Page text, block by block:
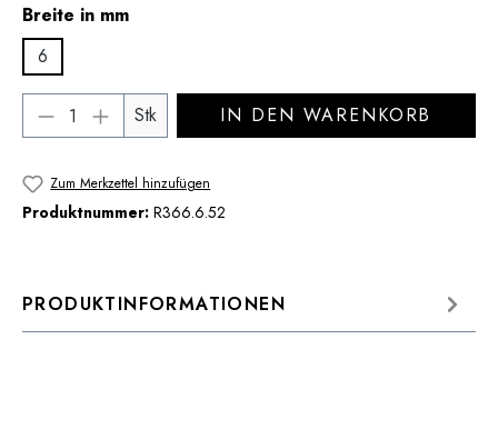
Breite in mmauswählen
6
Produkt Anzahl: Gib den gewünschten
Stk IN DEN WARENKORB
Zum Merkzettel hinzufügen
Produktnummer: R366.6.52
PRODUKTINFORMATIONEN